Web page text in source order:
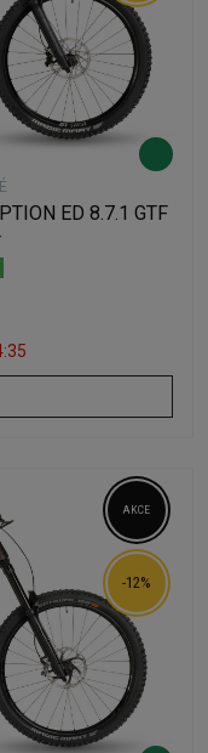
ED 8.7.1 GTF
AKCE
-12%